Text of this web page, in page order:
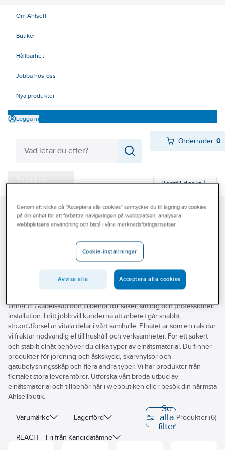
Om Ahlsell
Butiker
Hållbarhet
Jobba hos oss
Nya produkter
Logga in
Orderrader:0
Produkter
Kampanjer
Bli kund
Aktuellt
Beställ direkt
Ahlsell Produkter El Elnätsmateriel 06-09
06 Ventilavledare
24 kV
finner du kabelskåp och tillbehör för säker, smidig och professionell
installation. I ditt jobb vill kunderna att arbetet går snabbt,
strömtillförsel är vitala delar i vårt samhälle. Elnätet är som en räls där
vi fraktar nödvändig el till hushåll och verksamheter. För ett säkert
och stabilt elnät behöver du olika typer av elnätsmaterial. Du finner
produkter för jordning och åskskydd, skarvhylsor och
gatubelysningsskåp och flera andra typer. Vi har produkter från
flertalet stora leverantörer. Utforska vårt breda utbud av
elnätsmaterial och tillbehör här i webbutiken eller besök din närmsta
Ahlsellbutik.
Varumärke Lagerförd
REACH – Fri från Kandidatämne
Se
alla
filter
Produkter (6)
Genom att klicka på "Acceptera alla cookies" samtycker du till lagring av cookies
på din enhet för att förbättra navigeringen på webbplatsen, analysera
webbplatsens användning och bistå i våra marknadsföringsinsatser.
Cookie-inställningar
Avvisa alla Acceptera alla cookies